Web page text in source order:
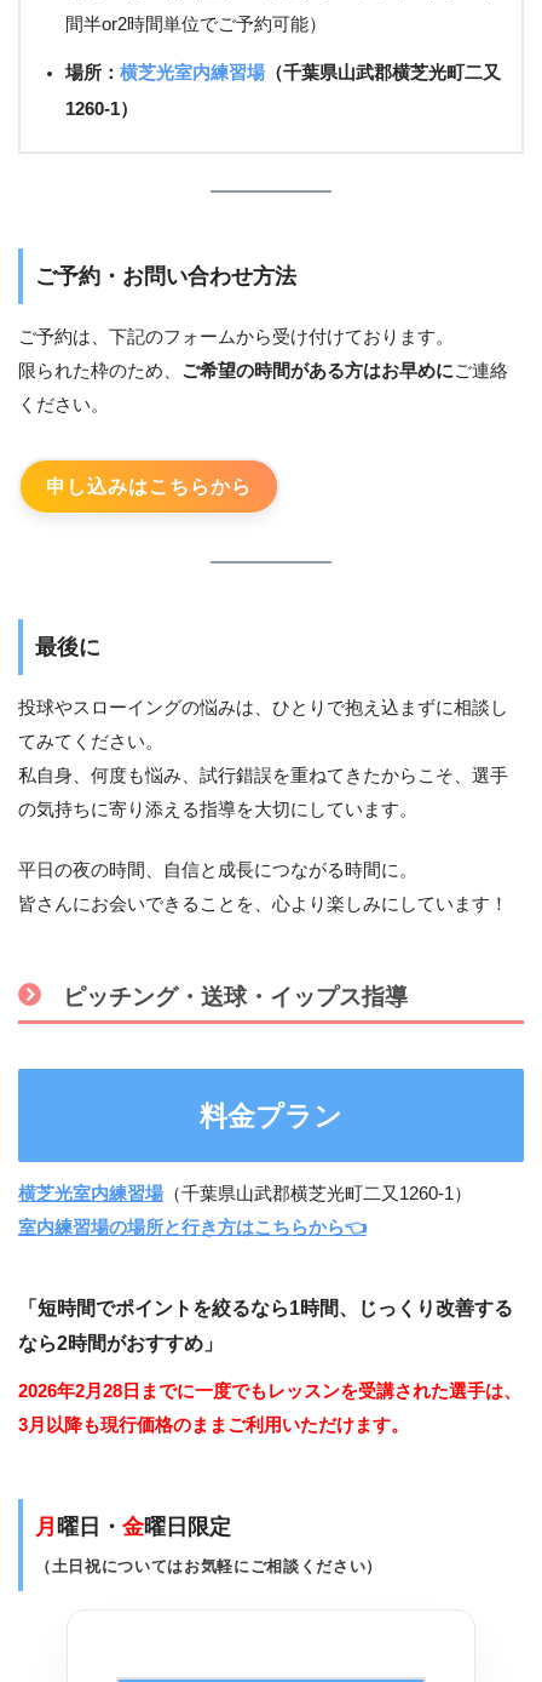
間半or2時間単位でご予約可能）
場所：横芝光室内練習場 （千葉県山武郡横芝光町二又
1260-1）
ご予約・お問い合わせ方法
ご予約は、下記のフォームから受け付けております。
限られた枠のため、 ご希望の時間がある方はお早めにご連絡
ください。
申し込みはこちらから
最後に
投球やスローイングの悩みは、ひとりで抱え込まずに相談し
てみてください。
私自身、何度も悩み、試行錯誤を重ねてきたからこそ、選手
の気持ちに寄り添える指導を大切にしています。
平日の夜の時間、自信と成長につながる時間に。
皆さんにお会いできることを、心より楽しみにしています！
ピッチング・送球・イップス指導
料金プラン
横芝光室内練習場 （千葉県山武郡横芝光町二又1260-1）
室内練習場の場所と行き方はこちらから👈
「短時間でポイントを絞るなら1時間、じっくり改善する
なら2時間がおすすめ」
2026年2月28日までに一度でもレッスンを受講された選手は、
3月以降も現行価格のままご利用いただけます。
月 曜日・ 金曜日限定
（土日祝についてはお気軽にご相談ください）